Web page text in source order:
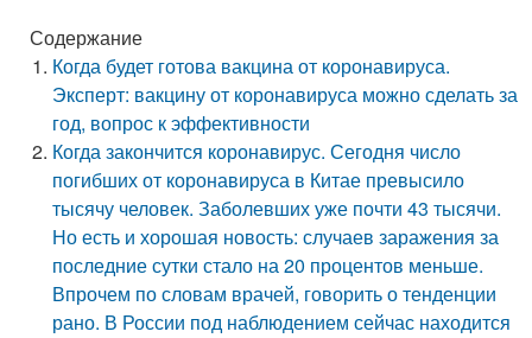
Содержание
Когда будет готова вакцина от коронавируса.
Эксперт: вакцину от коронавируса можно сделать за
год, вопрос к эффективности
Когда закончится коронавирус. Сегодня число
погибших от коронавируса в Китае превысило
тысячу человек. Заболевших уже почти 43 тысячи.
Но есть и хорошая новость: случаев заражения за
последние сутки стало на 20 процентов меньше.
Впрочем по словам врачей, говорить о тенденции
рано. В России под наблюдением сейчас находится